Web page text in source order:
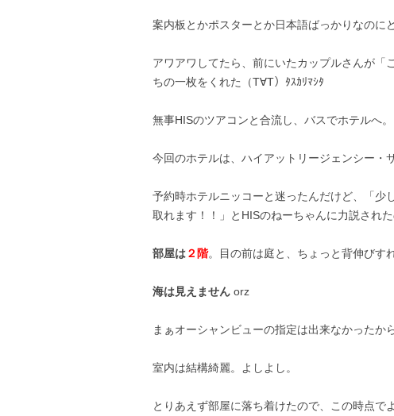
案内板とかポスターとか日本語ばっかりなのに
アワアワしてたら、前にいたカップルさんが「
ちの一枚をくれた（T∀T）ﾀｽｶﾘﾏｼﾀ
無事HISのツアコンと合流し、バスでホテルへ。
今回のホテルは、ハイアットリージェンシー・
予約時ホテルニッコーと迷ったんだけど、「少
取れます！！」とHISのねーちゃんに力説され
部屋は２階。目の前は庭と、ちょっと背伸びす
海は見えません orz
まぁオーシャンビューの指定は出来なかったか
室内は結構綺麗。よしよし。
とりあえず部屋に落ち着けたので、この時点で